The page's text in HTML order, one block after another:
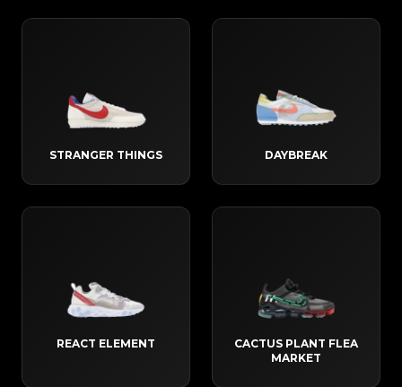
STRANGER THINGS DAYBREAK
REACT ELEMENT
CACTUS PLANT FLEA
MARKET